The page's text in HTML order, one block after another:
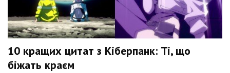
10 кращих цитат з Кіберпанк: Ті, що
біжать краєм